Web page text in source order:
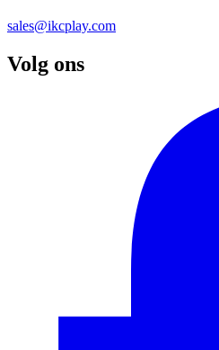
sales@ikcplay.com
Volg ons